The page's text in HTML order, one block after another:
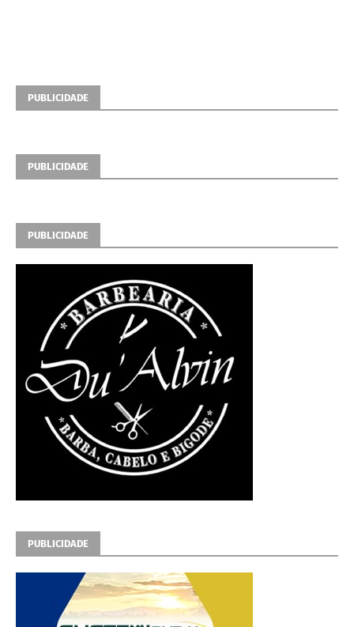
PUBLICIDADE
PUBLICIDADE
PUBLICIDADE
PUBLICIDADE